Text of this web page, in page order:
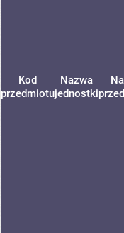
Kod
przedmiotu
Nazwa
jednostki